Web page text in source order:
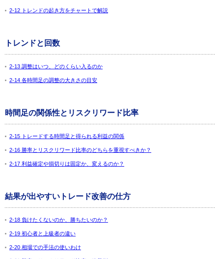
2-12 トレンドの起き方をチャートで解説
トレンドと回数
2-13 調整はいつ、どのくらい入るのか
2-14 各時間足の調整の大きさの目安
時間足の関係性とリスクリワード比率
2-15 トレードする時間足と得られる利益の関係
2-16 勝率とリスクリワード比率のどちらを重視すべきか？
2-17 利益確定や損切りは固定か、変えるのか？
結果が出やすいトレード改善の仕方
2-18 負けたくないのか、勝ちたいのか？
2-19 初心者と上級者の違い
2-20 相場での手法の使いわけ